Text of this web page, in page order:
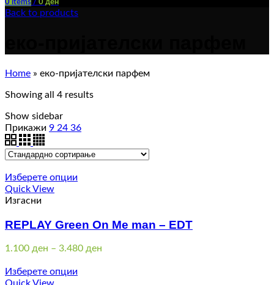
0 items / 0 ден
Back to products
Home » еко-пријателски парфем
Showing all 4 results
Show sidebar
Прикажи 9 24 36
Изберете опции
Quick View
Изгасни
REPLAY Green On Me man – EDT
1.100 ден – 3.480 ден
Изберете опции